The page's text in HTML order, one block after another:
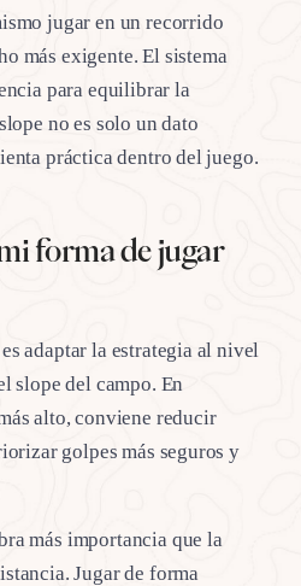
jugar en un recorrido
más exigente. El sistema
para equilibrar la
no es solo un dato
práctica dentro del juego.
forma de jugar
adaptar la estrategia al nivel
slope del campo. En
alto, conviene reducir
golpes más seguros y
más importancia que la
Jugar de forma